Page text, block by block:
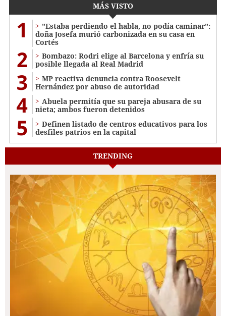
MÁS VISTO
1
"Estaba perdiendo el habla, no podía caminar":
doña Josefa murió carbonizada en su casa en
Cortés
2
Bombazo: Rodri elige al Barcelona y enfría su
posible llegada al Real Madrid
3
MP reactiva denuncia contra Roosevelt
Hernández por abuso de autoridad
4
Abuela permitía que su pareja abusara de su
nieta; ambos fueron detenidos
5
Definen listado de centros educativos para los
desfiles patrios en la capital
TRENDING